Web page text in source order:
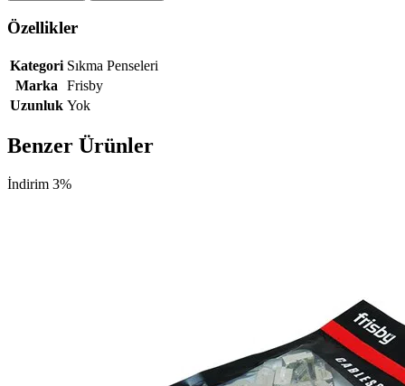
Özellikler
Kategori Sıkma Penseleri
Marka
Frisby
Uzunluk Yok
Benzer Ürünler
İndirim 3%